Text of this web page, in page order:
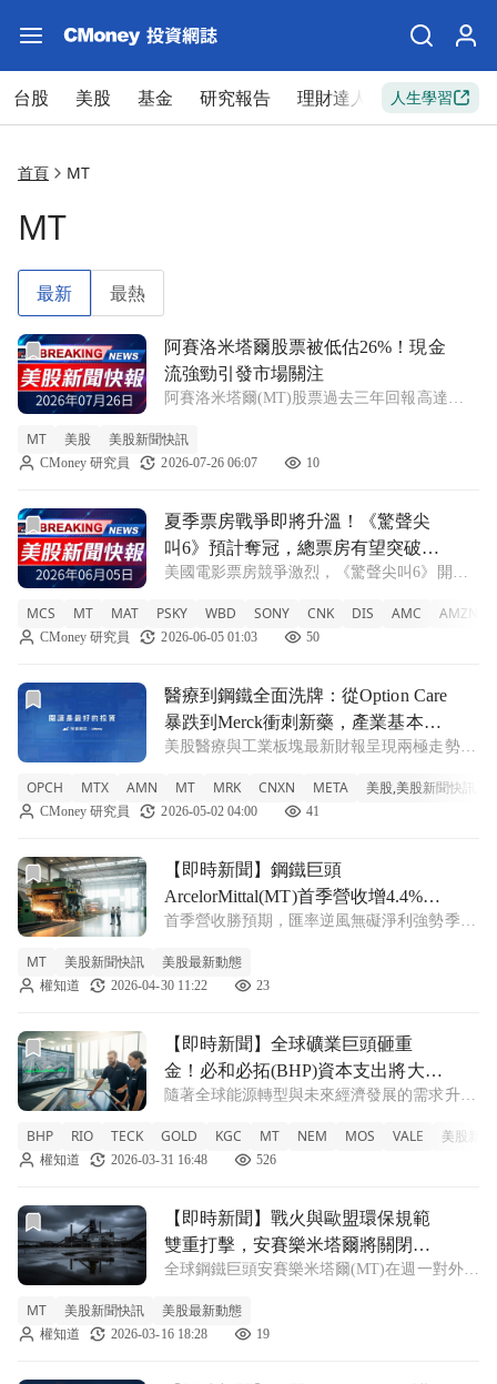
台股 美股 基金 研究報告 理財達人 新手入門
人生學習
首頁 MT
MT
最新 最熱
前往阿賽洛米塔爾股票被低估26%！現金流強勁引發市場關
阿賽洛米塔爾股票被低估26%！現金
流強勁引發市場關注
阿賽洛米塔爾(MT)股票過去三年回報高達
未來表現值得期待。 MT +1.15% 阿賽洛米塔
爾的股價在過去三年間上漲了141%，然而根
MT 美股 美股新聞快訊
CMoney 研究員 2026-07-26 06:07 10
前往夏季票房戰爭即將升溫！《驚聲尖叫6》預計奪冠，總
夏季票房戰爭即將升溫！《驚聲尖
叫6》預計奪冠，總票房有望突破
180M美元
美國電影票房競爭激烈，《驚聲尖叫6》開幕
180M美元。 MCS +3.13% MT +0.36% MAT
-0.98% PSKY +2.2% WBD 0% SO
MCS MT MAT PSKY WBD SONY CNK DIS AMC AMZN
CMoney 研究員 2026-06-05 01:03 50
前往醫療到鋼鐵全面洗牌：從Option Care暴跌到Merck衝
醫療到鋼鐵全面洗牌：從Option Care
暴跌到Merck衝刺新藥，產業基本面
出現「兩樣情」
美股醫療與工業板塊最新財報呈現兩極走勢：
Merck靠腫瘤與新藥管線撐起成長故事；
ArcelorMittal與Minerals Technolog
OPCH MTX AMN MT MRK CNXN META 美股,美股新聞快訊,
CMoney 研究員 2026-05-02 04:00 41
前往【即時新聞】鋼鐵巨頭ArcelorMittal(MT)首季營收增
【即時新聞】鋼鐵巨頭
ArcelorMittal(MT)首季營收增4.4%擊
敗預期！受惠政策獲利可期
首季營收勝預期，匯率逆風無礙淨利強勢季增
財報，雖然面臨不利的匯率因素影響，認列約
8000 萬美元的匯兑損失，導致淨利潤較前一
MT 美股新聞快訊 美股最新動態
權知道 2026-04-30 11:22 23
前往【即時新聞】全球礦業巨頭砸重金！必和必拓(BHP)資
【即時新聞】全球礦業巨頭砸重
金！必和必拓(BHP)資本支出將大
增，這3大關鍵礦產迎爆發
隨著全球能源轉型與未來經濟發展的需求升
著成長趨勢。數據顯示，這些礦業巨頭的總資
本支出從2024年的736億美元增加至2025年的
BHP RIO TECK GOLD KGC MT NEM MOS VALE 美股新
權知道 2026-03-31 16:48 526
前往【即時新聞】戰火與歐盟環保規範雙重打擊，安賽樂米
【即時新聞】戰火與歐盟環保規範
雙重打擊，安賽樂米塔爾將關閉烏
克蘭軋鋼廠
全球鋼鐵巨頭安賽樂米塔爾(MT)在週一對外宣
歐盟嚴格的環境法規成本不斷攀升，公司決定
關閉位於烏克蘭的兩座軋鋼廠。此舉突顯了跨
MT 美股新聞快訊 美股最新動態
權知道 2026-03-16 18:28 19